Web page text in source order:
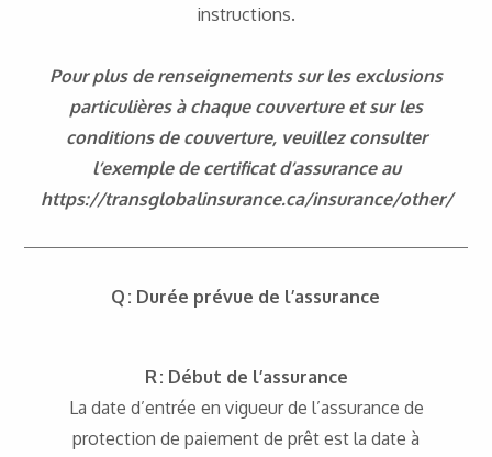
instructions.
Pour plus de renseignements sur les exclusions
particulières à chaque couverture et sur les
conditions de couverture, veuillez consulter
l’exemple de certificat d’assurance au
https://transglobalinsurance.ca/insurance/other/
Q : Durée prévue de l’assurance
R : Début de l’assurance
La date d’entrée en vigueur de l’assurance de
protection de paiement de prêt est la date à